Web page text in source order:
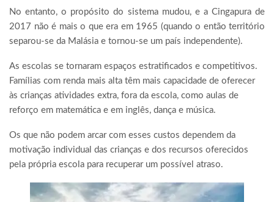
No entanto, o propósito do sistema mudou, e a Cingapura de
2017 não é mais o que era em 1965 (quando o então território
separou-se da Malásia e tornou-se um país independente).
As escolas se tornaram espaços estratificados e competitivos.
Famílias com renda mais alta têm mais capacidade de oferecer
às crianças atividades extra, fora da escola, como aulas de
reforço em matemática e em inglês, dança e música.
Os que não podem arcar com esses custos dependem da
motivação individual das crianças e dos recursos oferecidos
pela própria escola para recuperar um possível atraso.